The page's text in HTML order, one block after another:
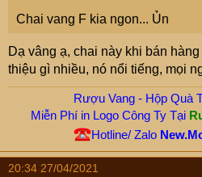
Chai vang F kia ngon... Ủn
Dạ vâng ạ, chai này khi bán
thiệu gì nhiều, nó nổi tiếng, mọi
Rượu Vang - Hộp Quà
Miễn Phí in Logo Công Ty Tại
Hotline/ Zalo
20:34 27/04/2021